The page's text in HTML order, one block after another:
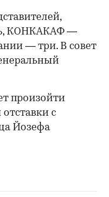
КОНКАКАФ —
— три. В совет
произойти
отставки с
Йозефа